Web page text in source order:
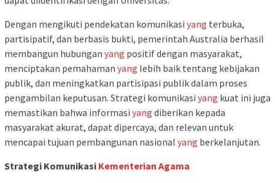
Dengan mengikuti pendekatan komunikasi yang terbuka,
partisipatif, dan berbasis bukti, pemerintah Australia berhasil
membangun hubungan yang positif dengan masyarakat,
menciptakan pemahaman yang lebih baik tentang kebijakan
publik, dan meningkatkan partisipasi publik dalam proses
pengambilan keputusan. Strategi komunikasi yang kuat ini juga
memastikan bahwa informasi yang diberikan kepada
masyarakat akurat, dapat dipercaya, dan relevan untuk
mencapai tujuan pembangunan nasional yang berkelanjutan.
Strategi Komunikasi Kementerian Agama